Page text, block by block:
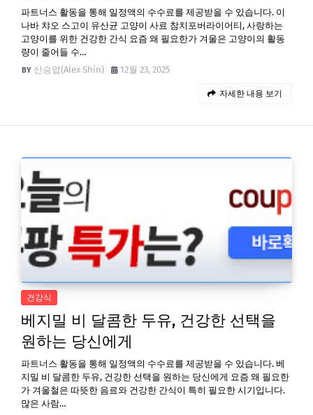
파트너스 활동을 통해 일정액의 수수료를 제공받을 수 있습니다. 이
나바 챠오 스고이 유산균 고양이 사료 참치포버라이어티, 사랑하는
고양이를 위한 건강한 간식 요즘 왜 필요한가 겨울은 고양이의 활동
량이 줄어들 수…
신승엽(Alex Shin)
12월 23, 2025
자세한 내용 보기
건강식
베지밀 비 달콤한 두유, 건강한 선택을
원하는 당신에게
파트너스 활동을 통해 일정액의 수수료를 제공받을 수 있습니다. 베
지밀 비 달콤한 두유, 건강한 선택을 원하는 당신에게 요즘 왜 필요한
가 겨울철은 따뜻한 음료와 건강한 간식이 특히 필요한 시기입니다.
많은 사람…